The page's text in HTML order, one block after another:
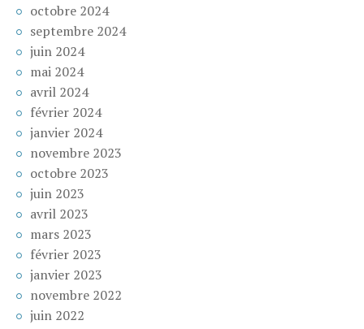
octobre 2024
septembre 2024
juin 2024
mai 2024
avril 2024
février 2024
janvier 2024
novembre 2023
octobre 2023
juin 2023
avril 2023
mars 2023
février 2023
janvier 2023
novembre 2022
juin 2022